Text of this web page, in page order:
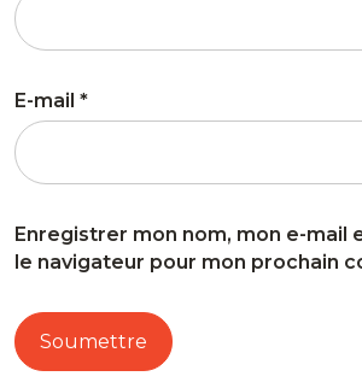
E-mail *
Enregistrer mon nom, mon e-mail
le navigateur pour mon prochain